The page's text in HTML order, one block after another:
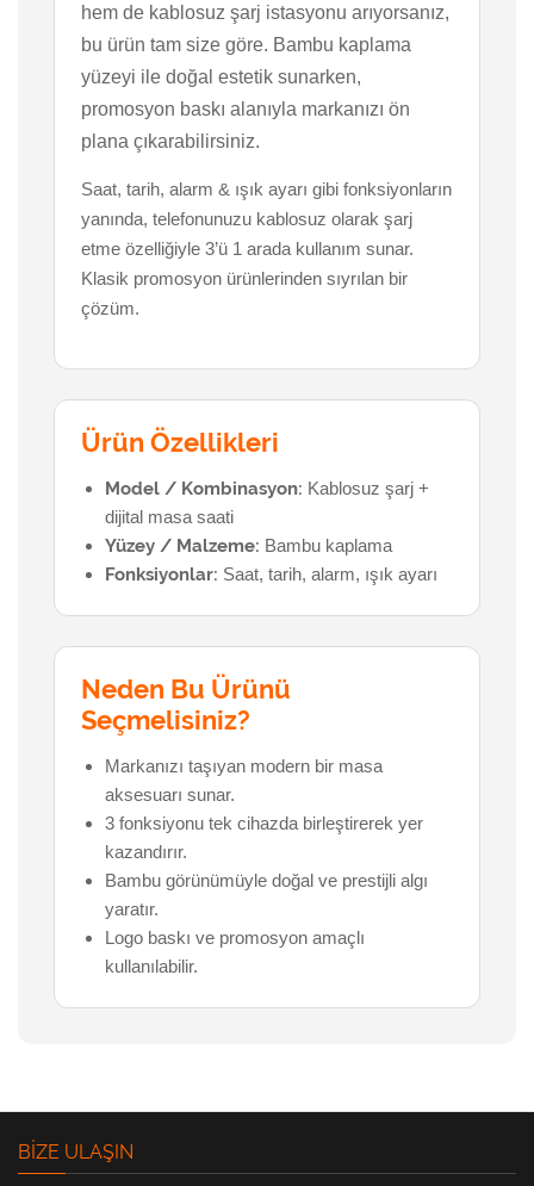
hem de kablosuz şarj istasyonu arıyorsanız,
bu ürün tam size göre. Bambu kaplama
yüzeyi ile doğal estetik sunarken,
promosyon baskı alanıyla markanızı ön
plana çıkarabilirsiniz.
Saat, tarih, alarm & ışık ayarı gibi fonksiyonların
yanında, telefonunuzu kablosuz olarak şarj
etme özelliğiyle 3’ü 1 arada kullanım sunar.
Klasik promosyon ürünlerinden sıyrılan bir
çözüm.
Ürün Özellikleri
Model / Kombinasyon: Kablosuz şarj +
dijital masa saati
Yüzey / Malzeme: Bambu kaplama
Fonksiyonlar: Saat, tarih, alarm, ışık ayarı
Neden Bu Ürünü
Seçmelisiniz?
Markanızı taşıyan modern bir masa
aksesuarı sunar.
3 fonksiyonu tek cihazda birleştirerek yer
kazandırır.
Bambu görünümüyle doğal ve prestijli algı
yaratır.
Logo baskı ve promosyon amaçlı
kullanılabilir.
BIZE ULAŞIN